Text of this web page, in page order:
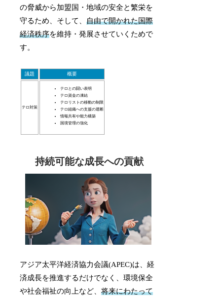
の脅威から加盟国・地域の安全と繁栄を
守るため、そして、自由で開かれた国際
経済秩序を維持・発展させていくためで
す。
議題 概要
テロ対策
テロとの闘い表明
テロ資金の凍結
テロリストの移動の制限
テロ組織への支援の遮断
情報共有や能力構築
国境管理の強化
持続可能な成長への貢献
アジア太平洋経済協力会議(APEC)は、経
済成長を推進するだけでなく、環境保全
や社会福祉の向上など、将来にわたって